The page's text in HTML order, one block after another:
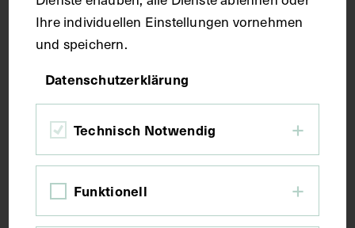
Technik
Bildmaß 12,4 x 17,4 cm
Seitenblatt 32,7 x 45 cm
Ihre individuellen Einstellungen vornehmen
und speichern.
Datenschutzerklärung
Technisch Notwendig
Funktionell